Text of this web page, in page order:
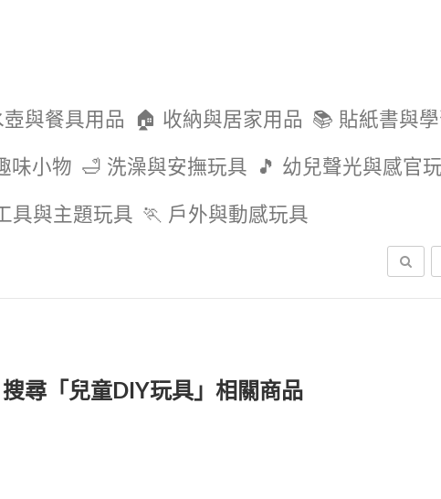
與餐具用品 🏠 收納與居家用品 📚 貼紙書與
味小物 🛁 洗澡與安撫玩具 🎵 幼兒聲光與感官
具與主題玩具 🏃 戶外與動感玩具
搜尋
搜尋「兒童DIY玩具」相關商品